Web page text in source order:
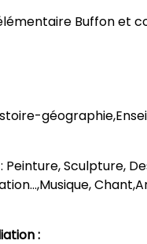
Buffon et
Peinture, Sculpture,
: